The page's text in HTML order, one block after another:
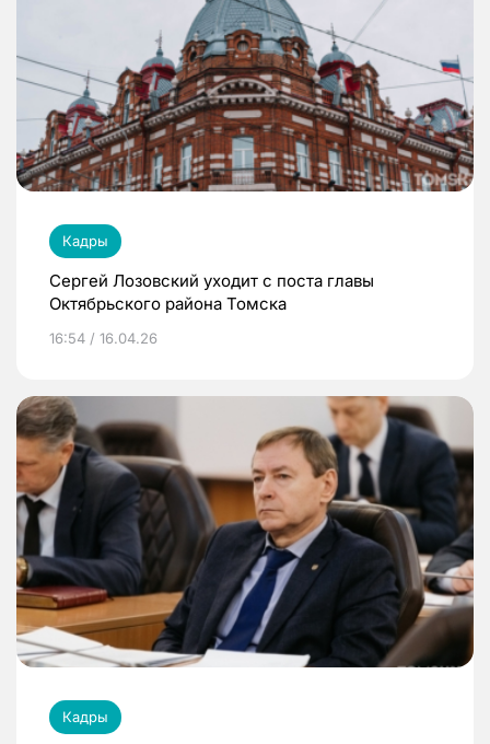
Кадры
Сергей Лозовский уходит с поста главы
Октябрьского района Томска
16:54 / 16.04.26
Кадры